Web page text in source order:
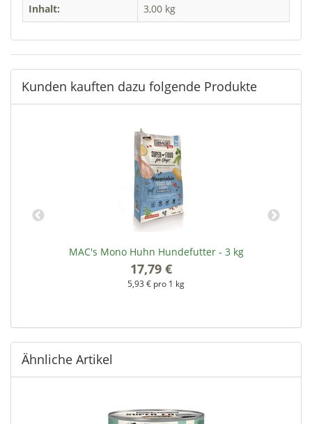
Inhalt: 3,00 kg
Kunden kauften dazu folgende Produkte
MAC's Mono Huhn Hundefutter - 3 kg
17,79 €
5,93 € pro 1 kg
Ähnliche Artikel